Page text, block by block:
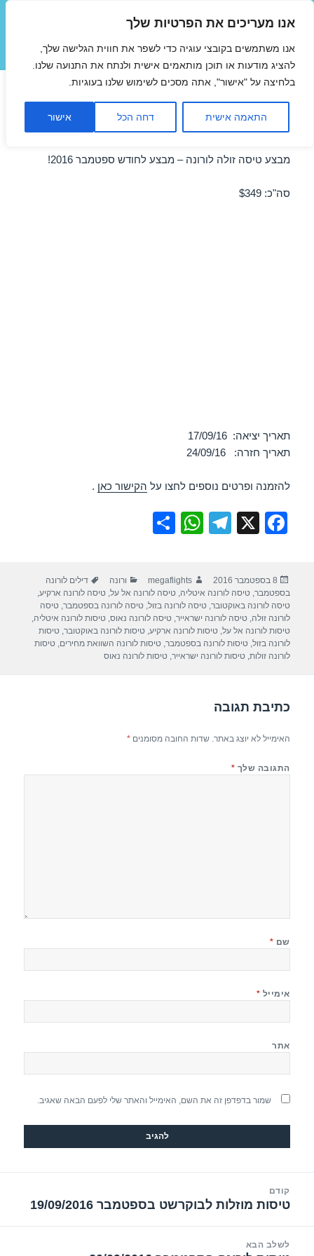
אנו מעריכים את הפרטיות שלך
אנו משתמשים בקובצי עוגיה כדי לשפר את חווית הגלישה שלך,
להציג מודעות או תוכן מותאמים אישית ולנתח את התנועה שלנו.
בלחיצה על "אישור", אתה מסכים לשימוש שלנו בעוגיות.
התאמה אישית דחה הכל אישור
תפריטים
ווידג'טים
טיסות זולות לורונה בספטמבר
17/09/2016
מבצע טיסה זולה לורונה – מבצע לחודש ספטמבר 2016!
סה"כ: $349
תאריך יציאה: 17/09/16
תאריך חזרה: 24/09/16
להזמנה ופרטים נוספים לחצו על הקישור כאן .
F
e
b
o
o
X
T
gr
a
m
W
s
A
p
p
e
פורסם
בתאריך
8 בספטמבר 2016 מחבר
megaflights קטגוריות
ורונה תגיות
דילים לורונה
בספטמבר,טיסה לורונה איטליה,טיסה לורונה אל על,טיסה לורונה ארקיע,
טיסה לורונה באוקטובר,טיסה לורונה בזול,טיסה לורונה בספטמבר,טיסה
לורונה זולה,טיסה לורונה ישראייר,טיסה לורונה נאוס,טיסות לורונה איטליה,
טיסות לורונה אל על,טיסות לורונה ארקיע,טיסות לורונה באוקטובר,טיסות
לורונה בזול,טיסות לורונה בספטמבר,טיסות לורונה השוואת מחירים,טיסות
לורונה זולות,טיסות לורונה ישראייר,טיסות לורונה נאוס
כתיבת תגובה
האימייל לא יוצג באתר. שדות החובה מסומנים*
התגובה שלך *
שם *
אימייל *
אתר
שמור בדפדפן זה את השם, האימייל והאתר שלי לפעם הבאה שאגיב.
קודם
הפוסט
טיסות מוזלות לבוקרשט בספטמבר 19/09/2016
לשלב הבא